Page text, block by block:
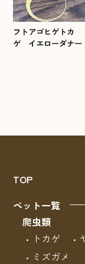
フトアゴヒゲトカ
ゲ イエローダナー
TOP
ペット一覧
爬虫類
トカゲ
ミズガメ